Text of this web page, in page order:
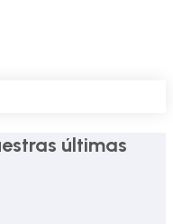
últimas